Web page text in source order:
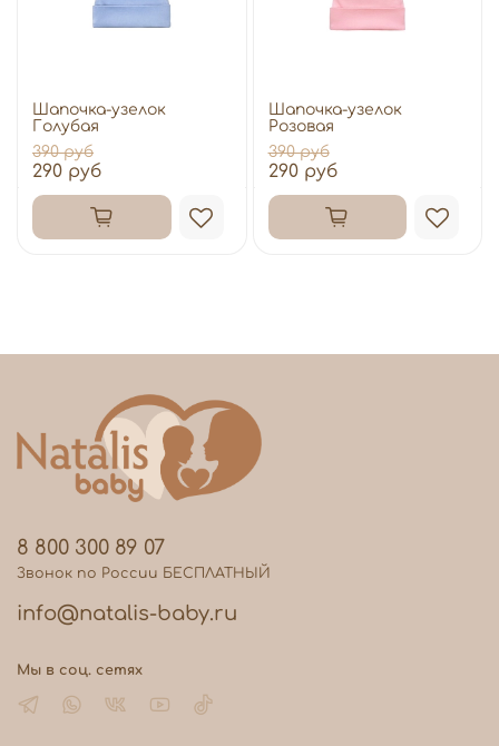
Шапочка-узелок
Голубая
390 руб
290 руб
Шапочка-узелок
Розовая
390 руб
290 руб
8 800 300 89 07
Звонок по России БЕСПЛАТНЫЙ
info@natalis-baby.ru
Мы в соц. сетях